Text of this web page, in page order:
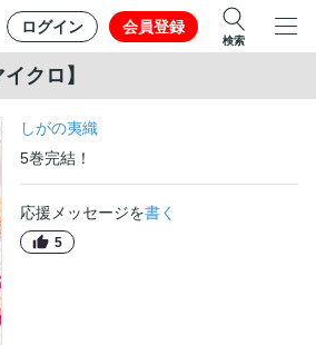
ログイン 会員登録
検索
クロ】
しがの夷織
5巻完結！
応援メッセージを書く
5